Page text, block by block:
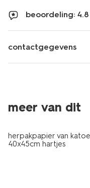
beoordeling:
contactgegevens
meer van dit
sale
herpakpapier van
40x45cm hartjes